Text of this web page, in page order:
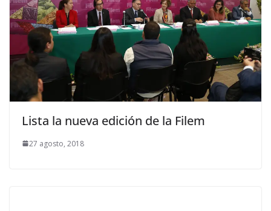
Lista la nueva edición de la Filem
27 agosto, 2018